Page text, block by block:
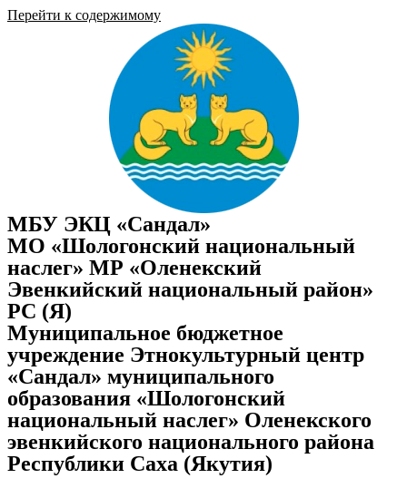
Перейти к содержимому
МБУ ЭКЦ «Сандал»
МО «Шологонский национальный
наслег» МР «Оленекский
Эвенкийский национальный район»
РС (Я)
Муниципальное бюджетное
учреждение Этнокультурный центр
«Сандал» муниципального
образования «Шологонский
национальный наслег» Оленекского
эвенкийского национального района
Республики Саха (Якутия)